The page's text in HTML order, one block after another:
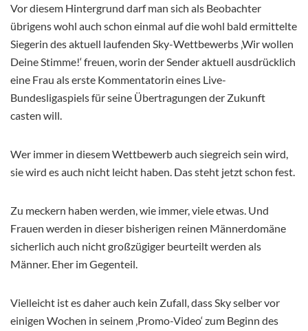
Vor diesem Hintergrund darf man sich als Beobachter
übrigens wohl auch schon einmal auf die wohl bald ermittelte
Siegerin des aktuell laufenden Sky-Wettbewerbs ‚Wir wollen
Deine Stimme!‘ freuen, worin der Sender aktuell ausdrücklich
eine Frau als erste Kommentatorin eines Live-
Bundesligaspiels für seine Übertragungen der Zukunft
casten will.
Wer immer in diesem Wettbewerb auch siegreich sein wird,
sie wird es auch nicht leicht haben. Das steht jetzt schon fest.
Zu meckern haben werden, wie immer, viele etwas. Und
Frauen werden in dieser bisherigen reinen Männerdomäne
sicherlich auch nicht großzügiger beurteilt werden als
Männer. Eher im Gegenteil.
Vielleicht ist es daher auch kein Zufall, dass Sky selber vor
einigen Wochen in seinem ‚Promo-Video‘ zum Beginn des